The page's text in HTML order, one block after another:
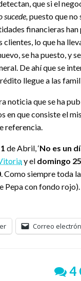
que si el
sucede,puesto que no
financieras han
lo que ha
se ha puesto,
De ahí que se
llegue a las
noticia que se ha
en que consiste el
referencia.
de Abril, ‘No es un
y el domingo 25
. Como siempre toda
Pepa con fondo rojo).
Correo
4